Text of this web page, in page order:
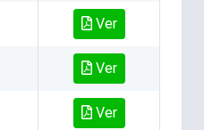
Ver
Ver
Ver